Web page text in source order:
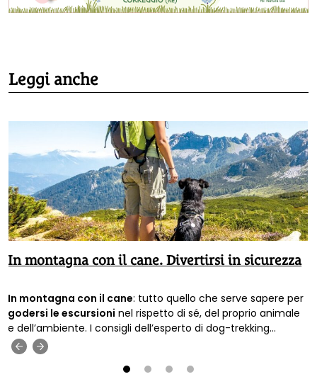
Leggi anche
In montagna con il cane. Divertirsi in sicurezza
In montagna con il cane: tutto quello che serve sapere per
godersi le escursioni nel rispetto di sé, del proprio animale
e dell’ambiente. I consigli dell’esperto di dog-trekking
Francesco Scagliotti.